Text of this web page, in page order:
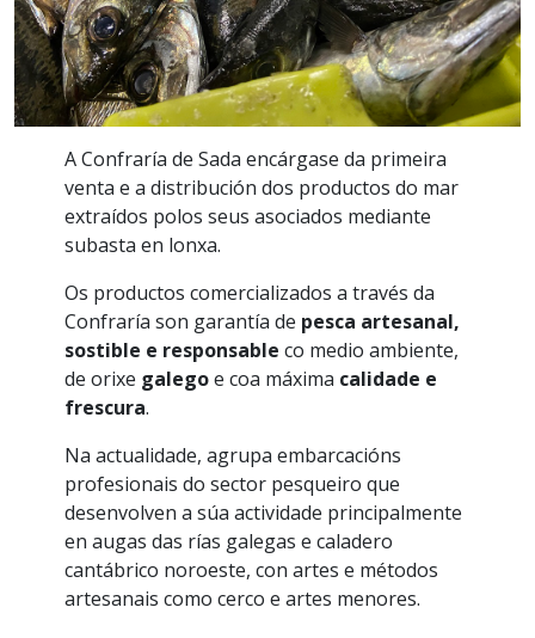
A Confraría de Sada encárgase da primeira
venta e a distribución dos productos do mar
extraídos polos seus asociados mediante
subasta en lonxa.
Os productos comercializados a través da
Confraría son garantía de pesca artesanal,
sostible e responsable co medio ambiente,
de orixe galegoe coa máxima calidade e
frescura.
Na actualidade, agrupa embarcacións
profesionais do sector pesqueiro que
desenvolven a súa actividade principalmente
en augas das rías galegas e caladero
cantábrico noroeste, con artes e métodos
artesanais como cerco e artes menores.